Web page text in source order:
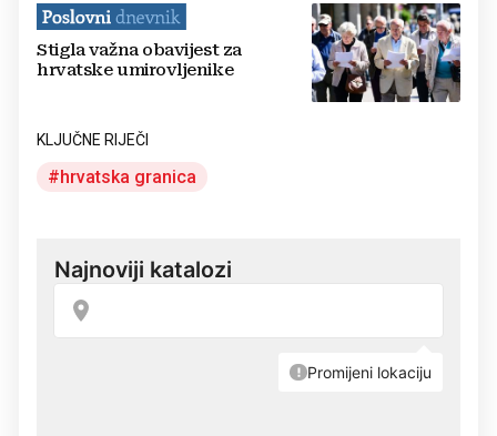
Stigla važna obavijest za
hrvatske umirovljenike
KLJUČNE RIJEČI
hrvatska granica